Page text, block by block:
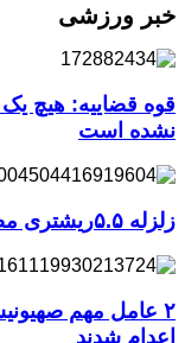
خبر ورزشی
قوه قضاییه: هیچ
نشده است
زلزله ۵.۵ریشتری مصر و فلسطین را لرزاند
اعدام شدند